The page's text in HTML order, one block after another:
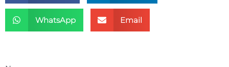
WhatsApp Email